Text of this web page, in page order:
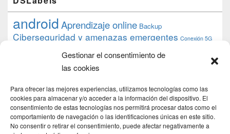
Gestionar el consentimiento de
las cookies
Para ofrecer las mejores experiencias, utilizamos tecnologías como las
cookies para almacenar y/o acceder a la información del dispositivo. El
consentimiento de estas tecnologías nos permitirá procesar datos como el
comportamiento de navegación o las identificaciones únicas en este sitio.
No consentir o retirar el consentimiento, puede afectar negativamente a
androidAprendizaje online Backup
Ciberseguridad y amenazas emergentes Conexión 5G
datos debian desarrollo web
Formación Google
iphone
proyecto PS4 python Raspberryraspberrypi
raspbian review Servidor Web Sostenibilidad
tecnológicaTecnología torrent